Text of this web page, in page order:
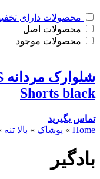
محصولات دارای
محصولات اصل
محصولات موجود
Shorts black
تماس بگیرید
Home
» پوشاک » بالا تنه
بادگیر